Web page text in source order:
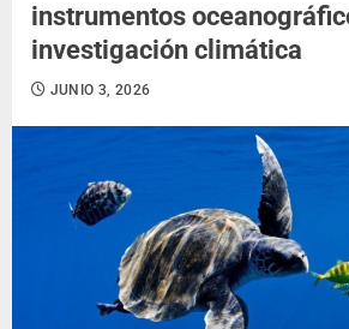
instrumentos
investigación climática
JUNIO 3, 2026